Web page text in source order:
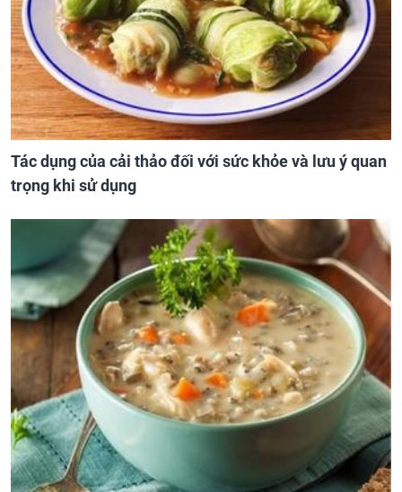
Tác dụng của cải thảo đối với sức khỏe và lưu ý quan
trọng khi sử dụng